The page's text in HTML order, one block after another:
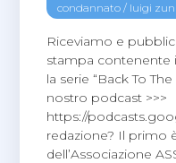
condannato / luigi
Riceviamo e
stampa contenente
la serie “Back To The
nostro podcast >>>
https://
redazione? Il primo
dell’Associazione